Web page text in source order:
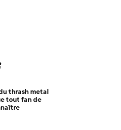
thrash metal
tout fan de